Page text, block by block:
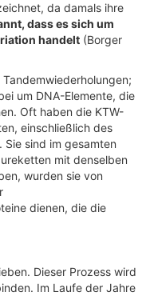
da damals ihre
dass es sich um
handelt (Borger
um DNA-Elemente, die
Oft haben die KTW-
einschließlich des
Sie sind im gesamten
mit denselben
wurden sie von
dienen, die die
Dieser Prozess wird
Im Laufe der Jahre